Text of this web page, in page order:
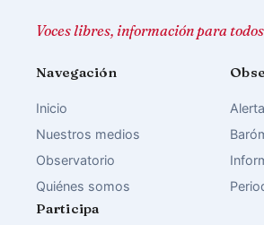
Voces libres, información para todos
Navegación
Inicio
Nuestros medios
Observatorio
Quiénes somos
Participa